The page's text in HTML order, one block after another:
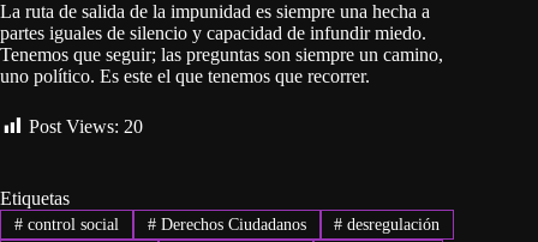
La ruta de salida de la impunidad es siempre una hecha a
partes iguales de silencio y capacidad de infundir miedo.
Tenemos que seguir; las preguntas son siempre un camino,
uno político. Es este el que tenemos que recorrer.
Post Views: 20
Etiquetas
#control social #Derechos Ciudadanos # desregulación